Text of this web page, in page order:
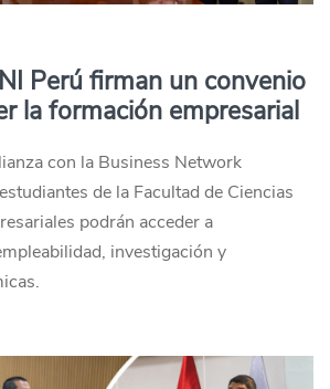
Perú firman un convenio
la formación empresarial
con la Business Network
de la Facultad de Ciencias
podrán acceder a
investigación y